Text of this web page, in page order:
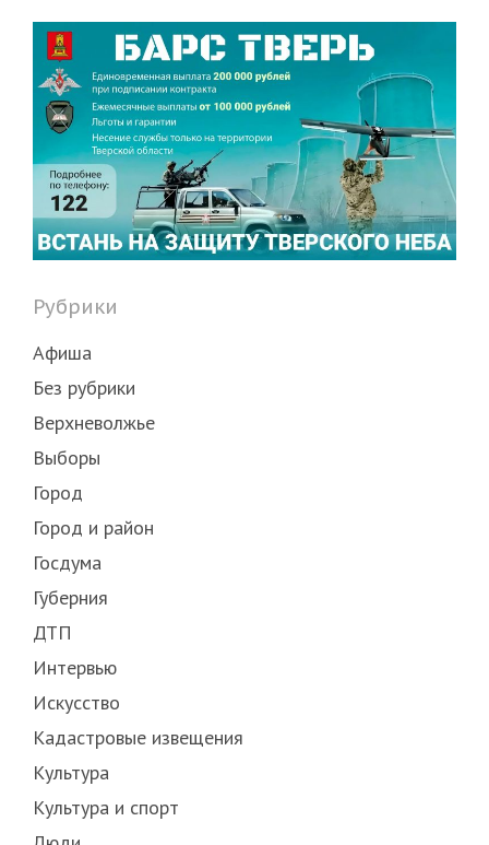
Рубрики
Афиша
Без рубрики
Верхневолжье
Выборы
Город
Город и район
Госдума
Губерния
ДТП
Интервью
Искусство
Кадастровые извещения
Культура
Культура и спорт